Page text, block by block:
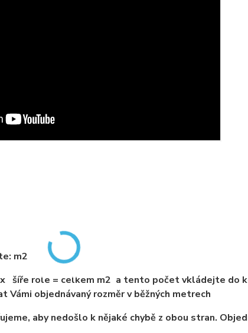
m2
šíře role = celkem m2 a tento počet vkládejte do
Vámi objednávaný rozměr v běžných metrech
aby nedošlo k nějaké chybě z obou stran.